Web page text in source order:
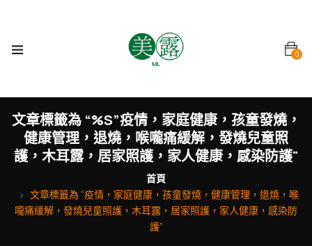
0
文章標籤為 “%s”疫情，家庭健康，孩童發燒，
健康管理，退燒，喉嚨痛緩解，發燒兒童照
護，木耳露，居家照護，家人健康，感染防護"
首頁
文章標籤為 “疫情，家庭健康，孩童發燒，健康管理，退燒，喉
嚨痛緩解，發燒兒童照護，木耳露，居家照護，家人健康，感染防
護”